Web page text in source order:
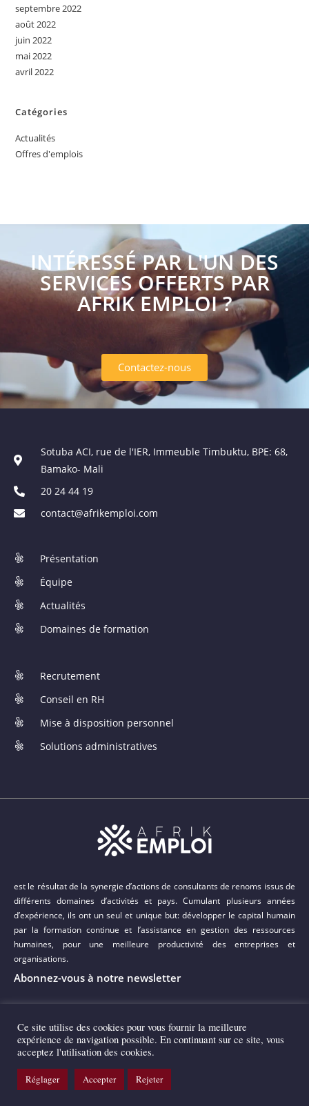
septembre 2022
août 2022
juin 2022
mai 2022
avril 2022
Catégories
Actualités
Offres d'emplois
INTÉRESSÉ PAR L'UN DES
SERVICES OFFERTS PAR
AFRIK EMPLOI ?
Contactez-nous
Sotuba ACI, rue de l'IER, Immeuble Timbuktu, BPE: 68,
Bamako- Mali
20 24 44 19
contact@afrikemploi.com
Présentation
Équipe
Actualités
Domaines de formation
Recrutement
Conseil en RH
Mise à disposition personnel
Solutions administratives
est le résultat de la synergie d’actions de consultants de renoms issus de
différents domaines d’activités et pays. Cumulant plusieurs années
d’expérience, ils ont un seul et unique but: développer le capital humain
par la formation continue et l’assistance en gestion des ressources
humaines, pour une meilleure productivité des entreprises et
organisations.
Abonnez-vous à notre newsletter
Copyright 2022 © AFRIK EMPLOI
Réalisation Agence Web IBS Mali
Ce site utilise des cookies pour vous fournir la meilleure
expérience de navigation possible. En continuant sur ce site, vous
acceptez l'utilisation des cookies.
Réglager Accepter Rejeter